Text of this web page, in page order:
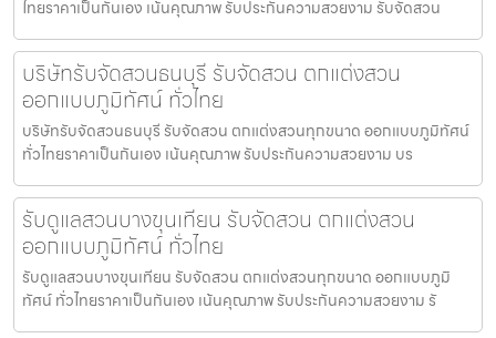
ไทยราคาเป็นกันเอง เน้นคุณภาพ รับประกันความสวยงาม รับจัดสวน
บริษัทรับจัดสวนธนบุรี รับจัดสวน ตกแต่งสวน
ออกแบบภูมิทัศน์ ทั่วไทย
บริษัทรับจัดสวนธนบุรี รับจัดสวน ตกแต่งสวนทุกขนาด ออกแบบภูมิทัศน์
ทั่วไทยราคาเป็นกันเอง เน้นคุณภาพ รับประกันความสวยงาม บร
รับดูแลสวนบางขุนเทียน รับจัดสวน ตกแต่งสวน
ออกแบบภูมิทัศน์ ทั่วไทย
รับดูแลสวนบางขุนเทียน รับจัดสวน ตกแต่งสวนทุกขนาด ออกแบบภูมิ
ทัศน์ ทั่วไทยราคาเป็นกันเอง เน้นคุณภาพ รับประกันความสวยงาม รั